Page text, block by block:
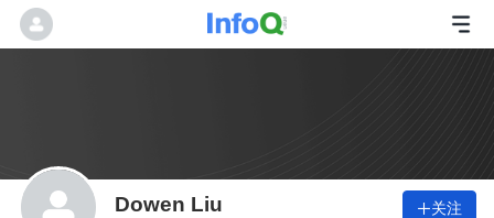
Dowen Liu 关注